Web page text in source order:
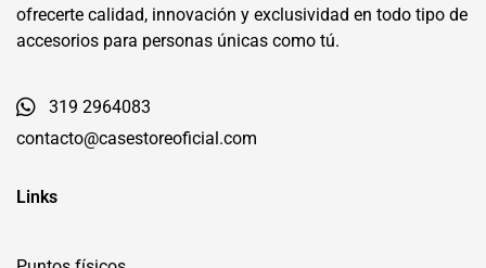
ofrecerte calidad, innovación y exclusividad en todo tipo de
accesorios para personas únicas como tú.
319 2964083
contacto@casestoreoficial.com
Links